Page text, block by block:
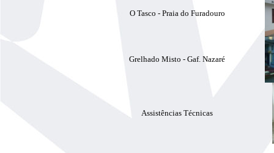
O Tasco - Praia do Furadouro
Grelhado Misto - Gaf. Nazaré
Assistências Técnicas